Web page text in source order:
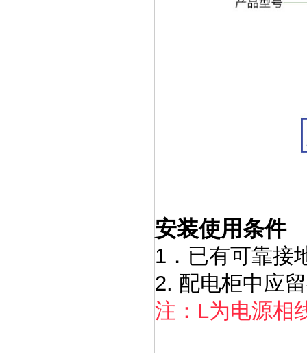
安装使用条件
1．已有可靠接
2. 配电柜中应
注：L为电源相